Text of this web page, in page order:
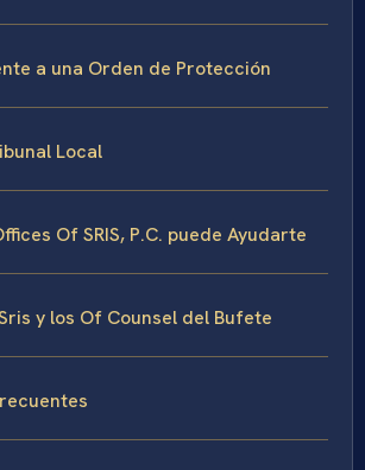
a una Orden de Protección
Local
Of SRIS, P.C. puede Ayudarte
y los Of Counsel del Bufete